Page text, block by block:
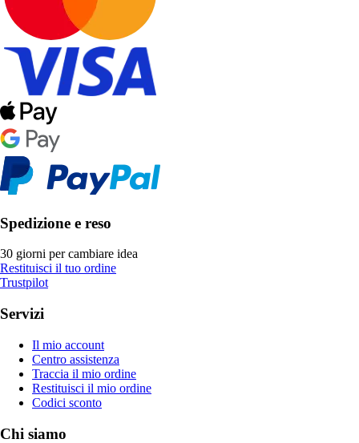
Spedizione e reso
30 giorni per cambiare idea
Restituisci il tuo ordine
Trustpilot
Servizi
Il mio account
Centro assistenza
Traccia il mio ordine
Restituisci il mio ordine
Codici sconto
Chi siamo